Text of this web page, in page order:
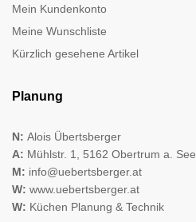
Mein Kundenkonto
Meine Wunschliste
Kürzlich gesehene Artikel
Planung
N: Alois Übertsberger
A: Mühlstr. 1, 5162 Obertrum a. See
M: info@uebertsberger.at
W: www.uebertsberger.at
W: Küchen Planung & Technik